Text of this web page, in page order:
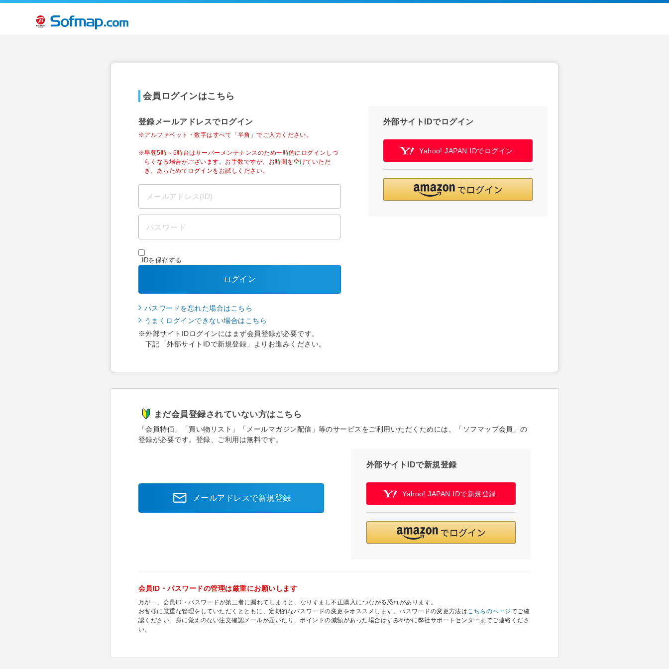
会員ログインはこちら
登録メールアドレスでログイン
※アルファベット・数字はすべて「半角」でご入力ください。
※早朝5時～6時台はサーバーメンテナンスのため一時的にログインしづ
らくなる場合がございます。お手数ですが、お時間を空けていただ
き、あらためてログインをお試しください。
IDを保存する
ログイン
パスワードを忘れた場合はこちら
うまくログインできない場合はこちら
※外部サイトIDログインにはまず会員登録が必要です。
下記「外部サイトIDで新規登録」よりお進みください。
外部サイトIDでログイン
Yahoo! JAPAN IDでログイン
まだ会員登録されていない方はこちら
「会員特価」「買い物リスト」「メールマガジン配信」等のサービスをご利用いただくためには、「ソフマップ会員」の
登録が必要です。登録、ご利用は無料です。
メールアドレスで新規登録
外部サイトIDで新規登録
Yahoo! JAPAN IDで新規登録
会員ID・パスワードの管理は厳重にお願いします
万が一、会員ID・パスワードが第三者に漏れてしまうと、なりすまし不正購入につながる恐れがあります。
お客様に厳重な管理をしていただくとともに、定期的なパスワードの変更をオススメします。パスワードの変更方法はこちらのページでご確
認ください。身に覚えのない注文確認メールが届いたり、ポイントの減額があった場合はすみやかに弊社サポートセンターまでご連絡くださ
い。